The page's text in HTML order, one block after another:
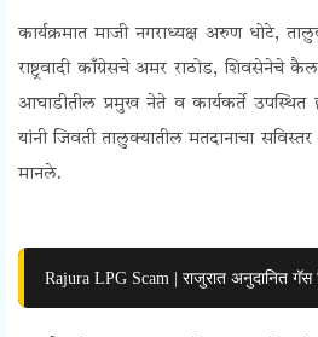
कार्यक्रमात माजी नगराध्यक्ष अरुण धोटे,
राष्ट्रवादी काँग्रेसचे अमर राठोड, शिवसेनेचे
आघाडीतील प्रमुख नेते व कार्यकर्ते
यांनी जिवती तालुक्यातील मतदानाचा
मानले.
Rajura LPG Scam | राजुरात अनुदानित गॅस